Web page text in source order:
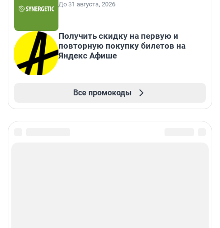
До 31 августа, 2026
Получить скидку на первую и
повторную покупку билетов на
Яндекс Афише
Все промокоды